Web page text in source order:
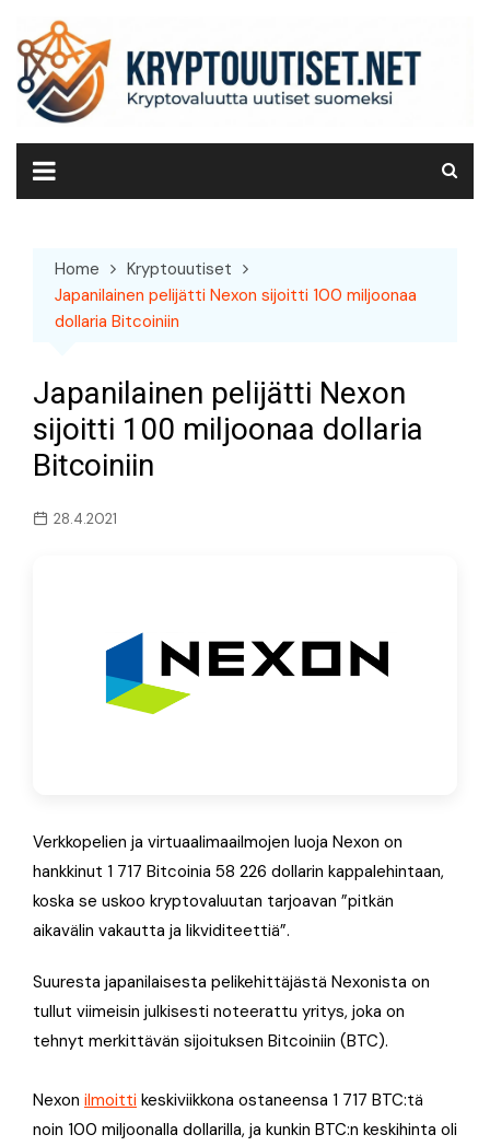
content
Home
Kryptouutiset
Japanilainen pelijätti Nexon sijoitti 100 miljoonaa
dollaria Bitcoiniin
Japanilainen pelijätti Nexon
sijoitti 100 miljoonaa dollaria
Bitcoiniin
28.4.2021
Verkkopelien ja virtuaalimaailmojen luoja Nexon on
hankkinut 1 717 Bitcoinia 58 226 dollarin kappalehintaan,
koska se uskoo kryptovaluutan tarjoavan ”pitkän
aikavälin vakautta ja likviditeettiä”.
Suuresta japanilaisesta pelikehittäjästä Nexonista on
tullut viimeisin julkisesti noteerattu yritys, joka on
tehnyt merkittävän sijoituksen Bitcoiniin (BTC).
Nexon ilmoitti keskiviikkona ostaneensa 1 717 BTC:tä
noin 100 miljoonalla dollarilla, ja kunkin BTC:n keskihinta oli